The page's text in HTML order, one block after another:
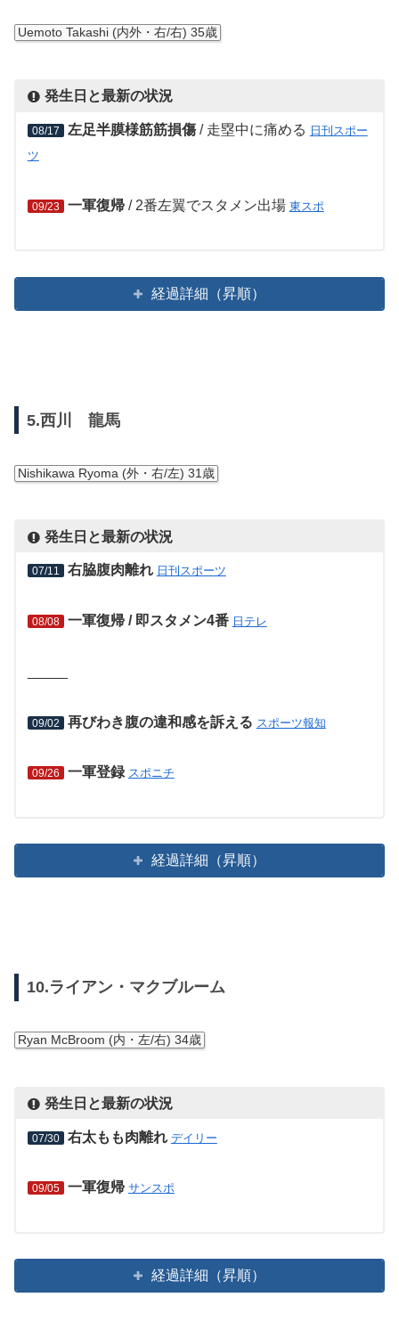
Uemoto Takashi (内外・右/右) 35歳
発生日と最新の状況
08/17 左足半膜様筋筋損傷/ 走塁中に痛める 日刊スポー
ツ
09/23 一軍復帰/ 2番左翼でスタメン出場 東スポ
経過詳細（昇順）
5.西川 龍馬
Nishikawa Ryoma (外・右/左) 31歳
発生日と最新の状況
07/11 右脇腹肉離れ 日刊スポーツ
08/08 一軍復帰 / 即スタメン4番 日テレ
09/02 再びわき腹の違和感を訴える スポーツ報知
09/26 一軍登録 スポニチ
経過詳細（昇順）
10.ライアン・マクブルーム
Ryan McBroom (内・左/右) 34歳
発生日と最新の状況
07/30 右太もも肉離れ デイリー
09/05 一軍復帰 サンスポ
経過詳細（昇順）